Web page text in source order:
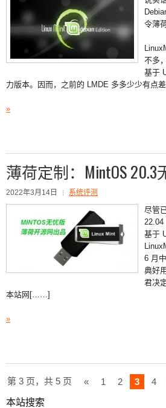
令薄
不多
基于
力版本。因而，之前的 LMDE 多多少少有点
»
薄荷定制：MintOS
2022年3月14日 系统评测
尽管
基于
6 月
典好
君决
本站网[……]
»
第 3 页，共 5 页 « 1 2 3 4
本站搜索